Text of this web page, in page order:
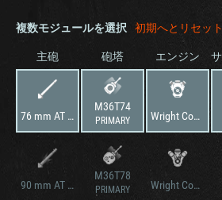
複数モジュールを選択 初期へとリセット
主砲
76 mm AT Gun M1A2
90 mm AT Gun M3
砲塔
M36T74
PRIMARY
M36T78
PRIMARY
エンジン
Wright Continental R-975EC2
Wright Continental R-975C1